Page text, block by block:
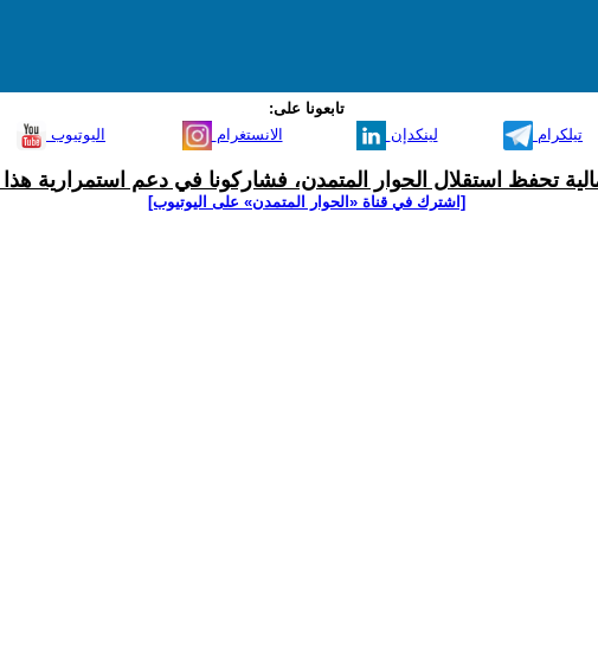
تابعونا على:
اليوتيوب الانستغرام لينكدإن تيلكرام
تحفظ استقلال الحوار المتمدن، فشاركونا في دعم استمرارية هذا
[اشترك في قناة ‫«الحوار المتمدن» على اليوتيوب]